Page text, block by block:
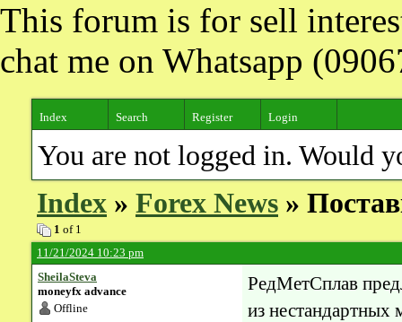
This forum is for sell
chat me on Whatsapp
Index Search Register Login
You are not logged in. Would
Index » Forex News »
1 of 1
11/21/2024 10:23 pm
SheilaSteva
moneyfx advance
Offline
РедМетСплав
из нестандартных